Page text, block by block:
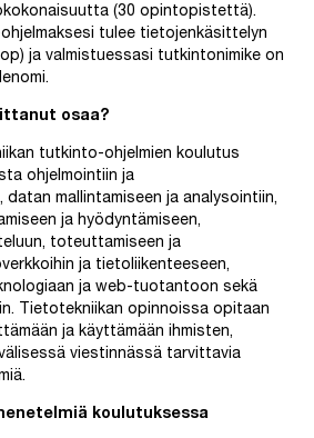
(30 opintopistettä).
tulee tietojenkäsittelyn
ja valmistuessasi tutkintonimike on
osaa?
tutkinto-ohjelmien koulutus
ohjelmointiin ja
mallintamiseen ja analysointiin,
ja hyödyntämiseen,
toteuttamiseen ja
ja tietoliikenteeseen,
ja web-tuotantoon sekä
Tietotekniikan opinnoissa opitaan
ja käyttämään ihmisten,
viestinnässä tarvittavia
koulutuksessa